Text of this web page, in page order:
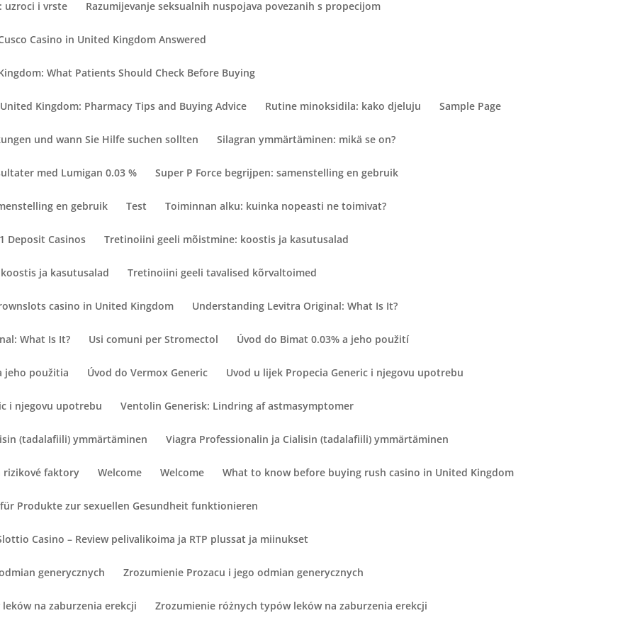
uzroci i vrste Razumijevanje seksualnih nuspojava povezanih s propecijom
Casino in United Kingdom Answered
What Patients Should Check Before Buying
Kingdom: Pharmacy Tips and Buying Advice Rutine minoksidila: kako djeluju Sample Page
und wann Sie Hilfe suchen sollten Silagran ymmärtäminen: mikä se on?
med Lumigan 0.03 % Super P Force begrijpen: samenstelling en gebruik
en gebruik Test Toiminnan alku: kuinka nopeasti ne toimivat?
Deposit Casinos Tretinoiini geeli mõistmine: koostis ja kasutusalad
ja kasutusalad Tretinoiini geeli tavalised kõrvaltoimed
casino in United Kingdom Understanding Levitra Original: What Is It?
What Is It? Usi comuni per Stromectol Úvod do Bimat 0.03% a jeho použití
jeho použitia Úvod do Vermox Generic Uvod u lijek Propecia Generic i njegovu upotrebu
i njegovu upotrebu Ventolin Generisk: Lindring af astmasymptomer
(tadalafiili) ymmärtäminen Viagra Professionalin ja Cialisin (tadalafiili) ymmärtäminen
rizikové faktory Welcome Welcome What to know before buying rush casino in United Kingdom
Produkte zur sexuellen Gesundheit funktionieren
Casino – Review pelivalikoima ja RTP plussat ja miinukset
generycznych Zrozumienie Prozacu i jego odmian generycznych
na zaburzenia erekcji Zrozumienie różnych typów leków na zaburzenia erekcji